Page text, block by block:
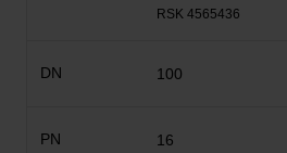
RSK 4565436
100
16